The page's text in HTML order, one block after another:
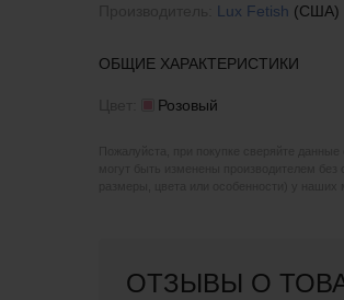
Lux Fetish (США)
ОБЩИЕ ХАРАКТЕРИСТИКИ
Розовый
ОТЗЫВЫ О